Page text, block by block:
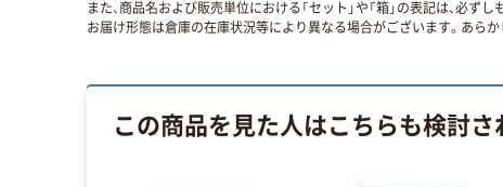
また、商品名および販売単位における「セット」や「箱」の表記は、必ず
お届け形態は倉庫の在庫状況等により異なる場合がございます。あらか
この商品を見た人はこちらも検討